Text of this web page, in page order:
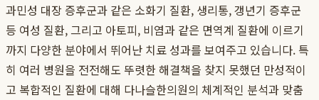
과민성 대장 증후군과 같은 소화기 질환, 생리통, 갱년기 증후군
등 여성 질환, 그리고 아토피, 비염과 같은 면역계 질환에 이르기
까지 다양한 분야에서 뛰어난 치료 성과를 보여주고 있습니다. 특
히 여러 병원을 전전해도 뚜렷한 해결책을 찾지 못했던 만성적이
고 복합적인 질환에 대해 다나슬한의원의 체계적인 분석과 맞춤